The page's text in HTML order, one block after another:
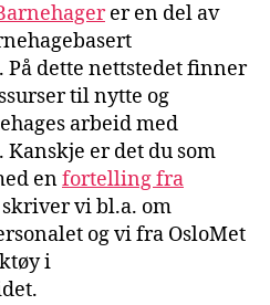
er en del av
dette nettstedet finner
til nytte og
arbeid med
er det du som
enfortelling fra
vi bl.a. om
og vi fra OsloMet
i